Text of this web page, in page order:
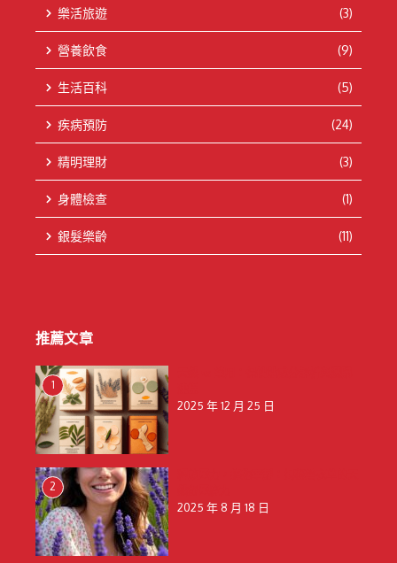
樂活旅遊 (3)
營養飲食 (9)
生活百科 (5)
疾病預防 (24)
精明理財 (3)
身體檢查 (1)
銀髮樂齡 (11)
推薦文章
1
2025 年 12 月 25 日
2
2025 年 8 月 18 日